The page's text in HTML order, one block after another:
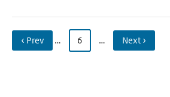
‹ Prev … 6 … Next ›